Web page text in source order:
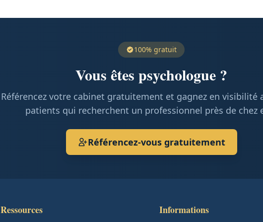
100% gratuit
Vous êtes psychologue ?
Référencez votre cabinet gratuitement et gagnez en visibilité
patients qui recherchent un professionnel près de chez
Référencez-vous gratuitement
Ressources Informations